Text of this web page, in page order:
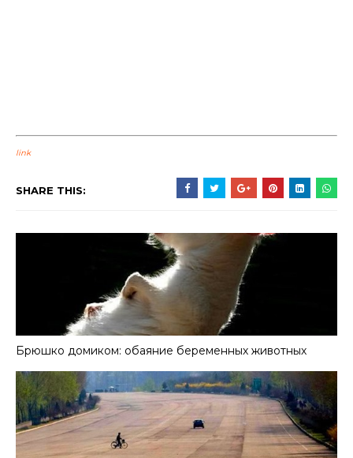
link
SHARE THIS:
Брюшко домиком: обаяние беременных животных